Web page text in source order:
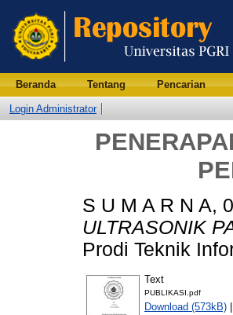
Beranda Tentang Pencarian
Login Administrator
S U M A R N A,
ULTRASONIK
Prodi Teknik
Text
PUBLIKASI.pdf
Download (573kB) |